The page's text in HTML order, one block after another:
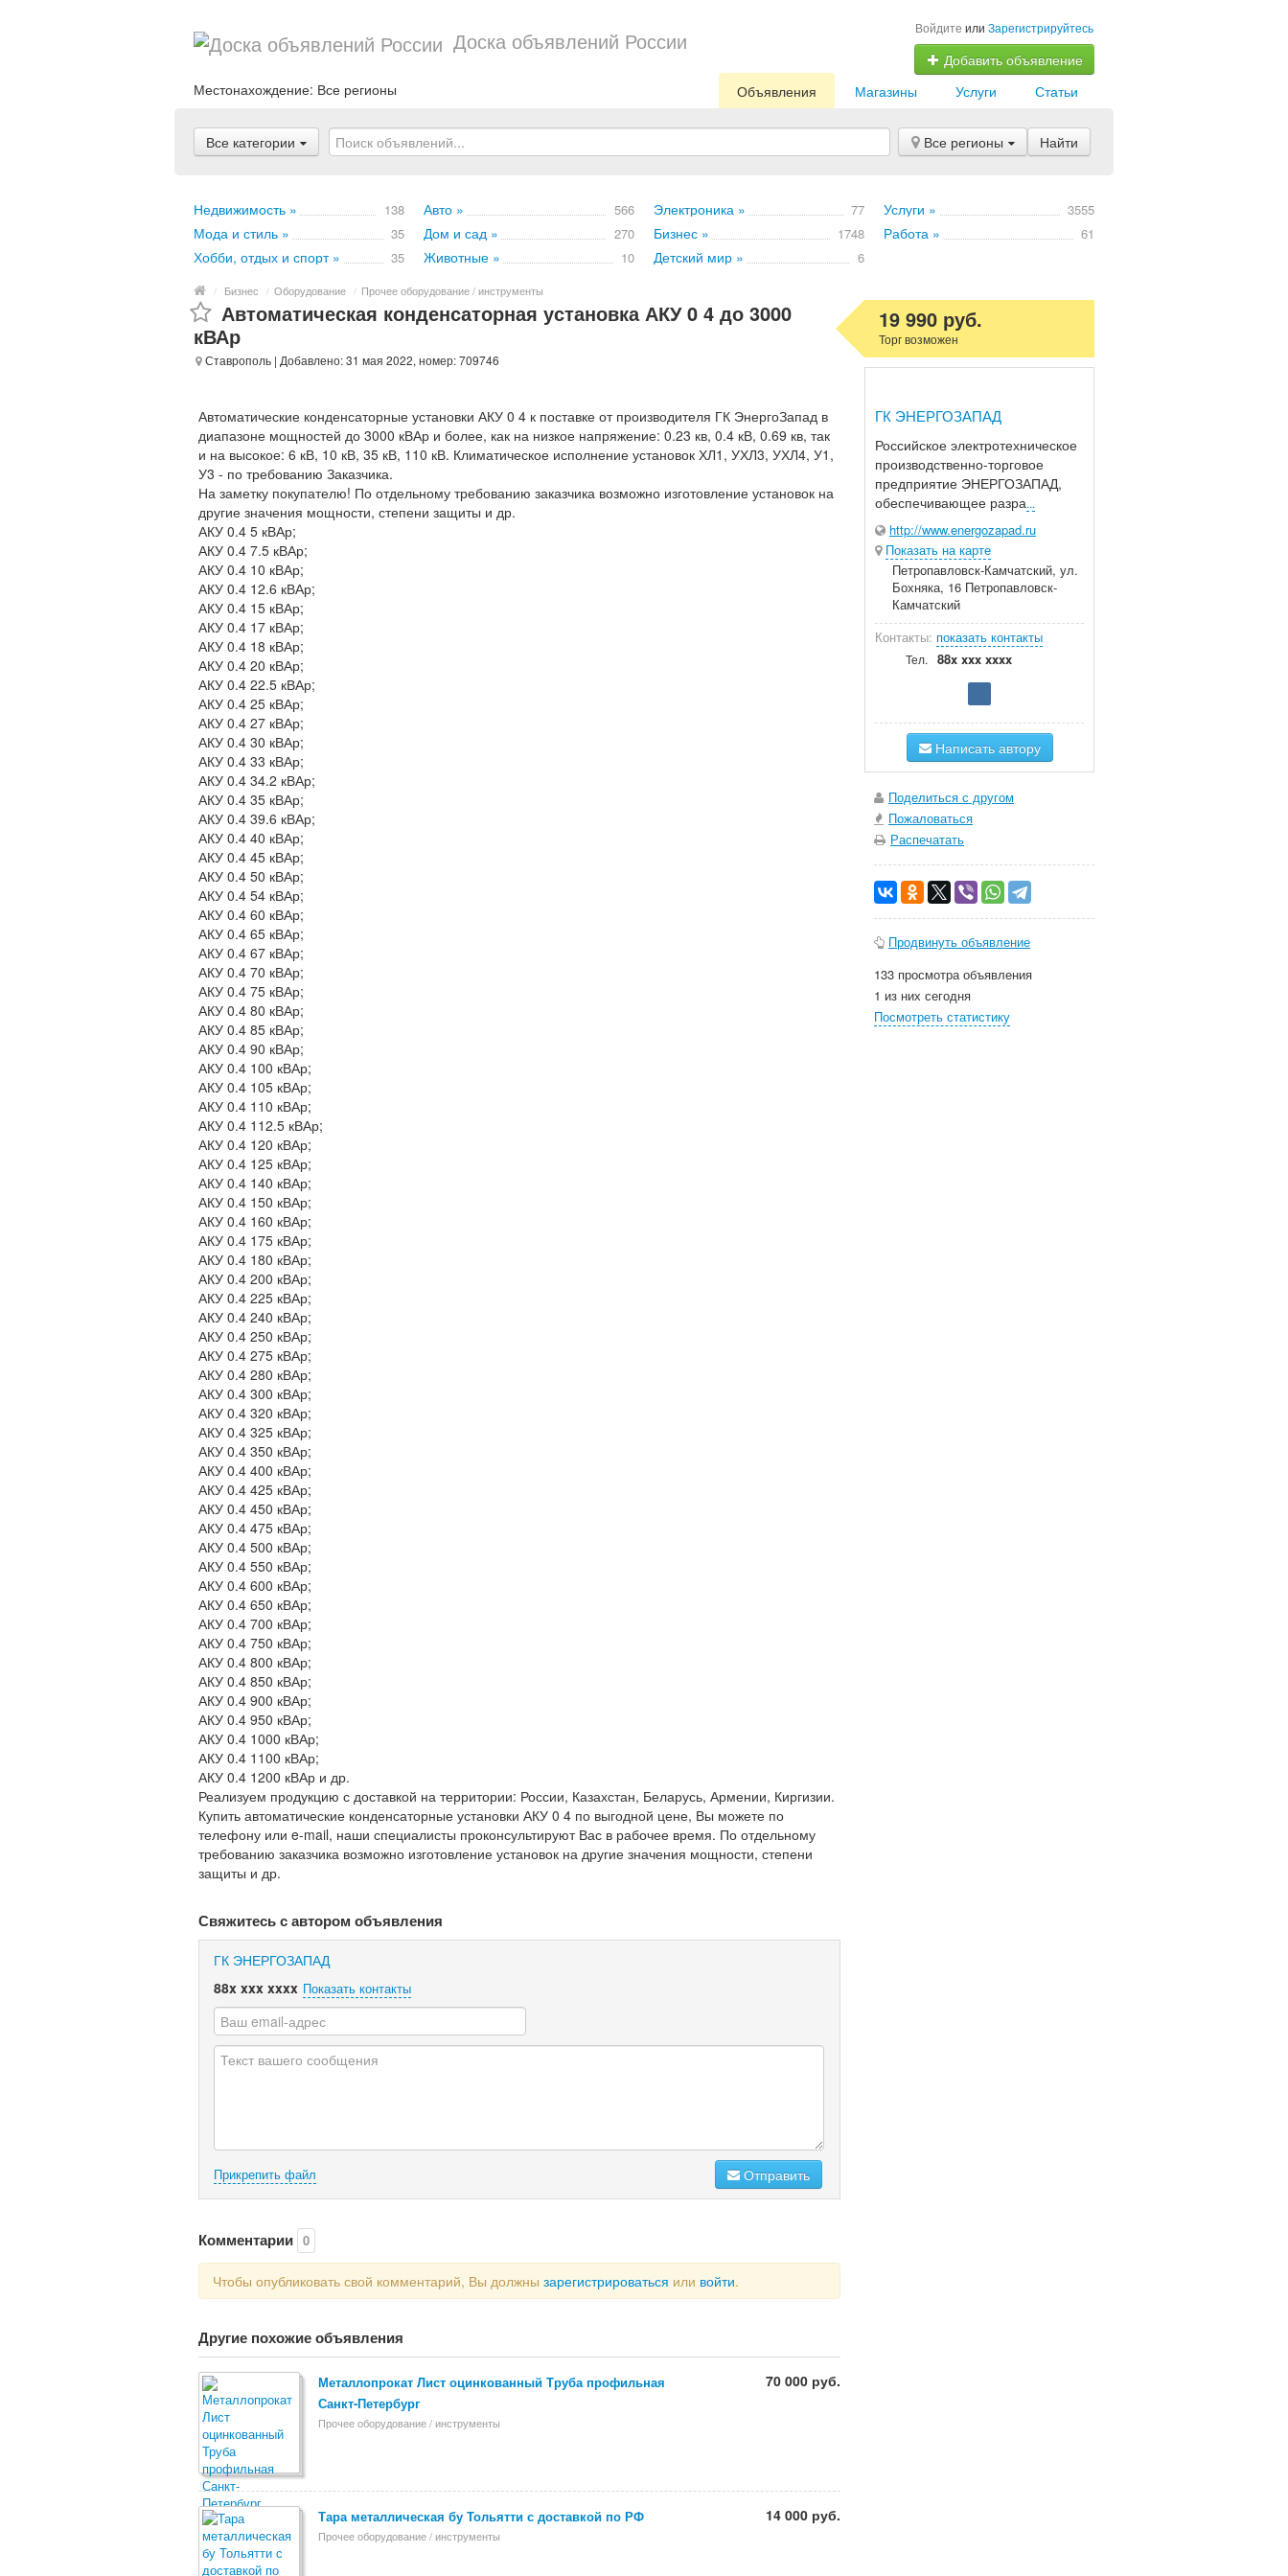
Доска объявлений России Войдите или Зарегистрируйтесь
Добавить объявление
Местонахождение: Все регионы Статьи
Услуги
Магазины
Объявления
Все категории Все регионы Найти
Недвижимость » 138 Авто » 566 Электроника » 77 Услуги » 3555
Мода и стиль » 35 Дом и сад » 270 Бизнес » 1748 Работа » 61
Хобби, отдых и спорт » 35 Животные » 10 Детский мир » 6
/ Бизнес / Оборудование / Прочее оборудование / инструменты
Автоматическая конденсаторная установка АКУ 0 4 до 3000
кВАр
Ставрополь | Добавлено: 31 мая 2022, номер: 709746
Автоматические конденсаторные установки АКУ 0 4 к поставке от производителя ГК ЭнергоЗапад в
диапазоне мощностей до 3000 кВАр и более, как на низкое напряжение: 0.23 кв, 0.4 кВ, 0.69 кв, так
и на высокое: 6 кВ, 10 кВ, 35 кВ, 110 кВ. Климатическое исполнение установок ХЛ1, УХЛ3, УХЛ4, У1,
У3 - по требованию Заказчика.
На заметку покупателю! По отдельному требованию заказчика возможно изготовление установок на
другие значения мощности, степени защиты и др.
АКУ 0.4 5 кВАр;
АКУ 0.4 7.5 кВАр;
АКУ 0.4 10 кВАр;
АКУ 0.4 12.6 кВАр;
АКУ 0.4 15 кВАр;
АКУ 0.4 17 кВАр;
АКУ 0.4 18 кВАр;
АКУ 0.4 20 кВАр;
АКУ 0.4 22.5 кВАр;
АКУ 0.4 25 кВАр;
АКУ 0.4 27 кВАр;
АКУ 0.4 30 кВАр;
АКУ 0.4 33 кВАр;
АКУ 0.4 34.2 кВАр;
АКУ 0.4 35 кВАр;
АКУ 0.4 39.6 кВАр;
АКУ 0.4 40 кВАр;
АКУ 0.4 45 кВАр;
АКУ 0.4 50 кВАр;
АКУ 0.4 54 кВАр;
АКУ 0.4 60 кВАр;
АКУ 0.4 65 кВАр;
АКУ 0.4 67 кВАр;
АКУ 0.4 70 кВАр;
АКУ 0.4 75 кВАр;
АКУ 0.4 80 кВАр;
АКУ 0.4 85 кВАр;
АКУ 0.4 90 кВАр;
АКУ 0.4 100 кВАр;
АКУ 0.4 105 кВАр;
АКУ 0.4 110 кВАр;
АКУ 0.4 112.5 кВАр;
АКУ 0.4 120 кВАр;
АКУ 0.4 125 кВАр;
АКУ 0.4 140 кВАр;
АКУ 0.4 150 кВАр;
АКУ 0.4 160 кВАр;
АКУ 0.4 175 кВАр;
АКУ 0.4 180 кВАр;
АКУ 0.4 200 кВАр;
АКУ 0.4 225 кВАр;
АКУ 0.4 240 кВАр;
АКУ 0.4 250 кВАр;
АКУ 0.4 275 кВАр;
АКУ 0.4 280 кВАр;
АКУ 0.4 300 кВАр;
АКУ 0.4 320 кВАр;
АКУ 0.4 325 кВАр;
АКУ 0.4 350 кВАр;
АКУ 0.4 400 кВАр;
АКУ 0.4 425 кВАр;
АКУ 0.4 450 кВАр;
АКУ 0.4 475 кВАр;
АКУ 0.4 500 кВАр;
АКУ 0.4 550 кВАр;
АКУ 0.4 600 кВАр;
АКУ 0.4 650 кВАр;
АКУ 0.4 700 кВАр;
АКУ 0.4 750 кВАр;
АКУ 0.4 800 кВАр;
АКУ 0.4 850 кВАр;
АКУ 0.4 900 кВАр;
АКУ 0.4 950 кВАр;
АКУ 0.4 1000 кВАр;
АКУ 0.4 1100 кВАр;
АКУ 0.4 1200 кВАр и др.
Реализуем продукцию с доставкой на территории: России, Казахстан, Беларусь, Армении, Киргизии.
Купить автоматические конденсаторные установки АКУ 0 4 по выгодной цене, Вы можете по
телефону или e-mail, наши специалисты проконсультируют Вас в рабочее время. По отдельному
требованию заказчика возможно изготовление установок на другие значения мощности, степени
защиты и др.
Свяжитесь с автором объявления
ГК ЭНЕРГОЗАПАД
88x xxx xxxx Показать контакты
Прикрепить файл Отправить
Комментарии 0
Чтобы опубликовать свой комментарий, Вы должны зарегистрироваться или войти.
Другие похожие объявления
Металлопрокат Лист оцинкованный Труба профильная
Санкт-Петербург
Прочее оборудование / инструменты
70 000 руб.
Тара металлическая бу Тольятти с доставкой по РФ
Прочее оборудование / инструменты
14 000 руб.
19 990 руб.
Торг возможен
ГК ЭНЕРГОЗАПАД
Российское электротехническое
производственно-торговое
предприятие ЭНЕРГОЗАПАД,
обеспечивающее разра...
http://www.energozapad.ru
Показать на карте
Петропавловск-Камчатский, ул.
Бохняка, 16 Петропавловск-
Камчатский
Контакты: показать контакты
Тел. 88x xxx xxxx
Написать автору
Поделиться с другом
Пожаловаться
Распечатать
Продвинуть объявление
133 просмотра объявления
1 из них сегодня
Посмотреть статистику